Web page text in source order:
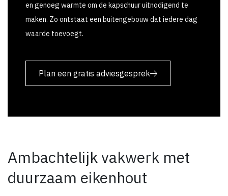
en genoeg warmte om de kapschuur uitnodigend te
maken. Zo ontstaat een buitengebouw dat iedere dag
waarde toevoegt.
Plan een gratis adviesgesprek
Ambachtelijk vakwerk met
duurzaam eikenhout